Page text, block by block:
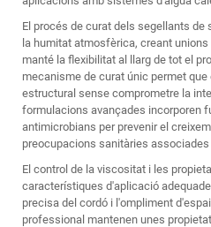
El procés de curat dels segellants
la humitat atmosfèrica, creant
manté la flexibilitat al llarg de tot el
mecanisme de curat únic permet
estructural sense comprometre la
formulacions avançades incorporen
antimicrobians per prevenir el
preocupacions sanitàries
El control de la viscositat i les
característiques d'aplicació
precisa del cordó i l'ompliment
professional mantenen unes